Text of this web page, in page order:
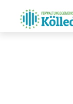
springen